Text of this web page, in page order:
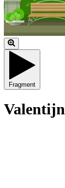
Fragment